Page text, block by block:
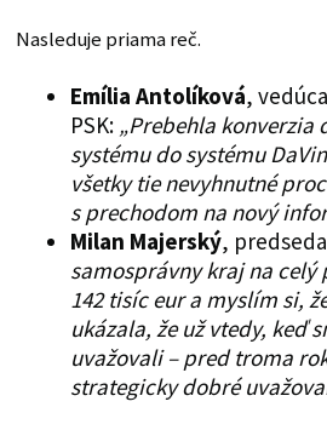
Nasleduje priama reč.
Emília Antolíková,
PSK: „Prebehla konverzia
systému do systému
všetky tie nevyhnutné
s prechodom na nový
Milan Majerský,
samosprávny kraj na celý
142 tisíc eur a myslím si,
ukázala, že už vtedy, keď
uvažovali – pred troma
strategicky dobré